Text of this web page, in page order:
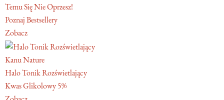
Temu Się Nie Oprzesz!
Poznaj Bestsellery
Zobacz
Kanu Nature
Halo Tonik Rozświetlający
Kwas Glikolowy 5%